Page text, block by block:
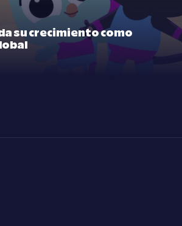
su crecimiento como